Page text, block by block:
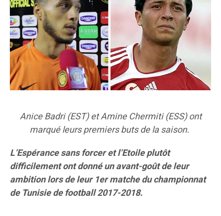
Anice Badri (EST) et Amine Chermiti (ESS) ont
marqué leurs premiers buts de la saison.
L’Espérance sans forcer et l’Etoile plutôt
difficilement ont donné un avant-goût de leur
ambition lors de leur 1er matche du championnat
de Tunisie de football 2017-2018.